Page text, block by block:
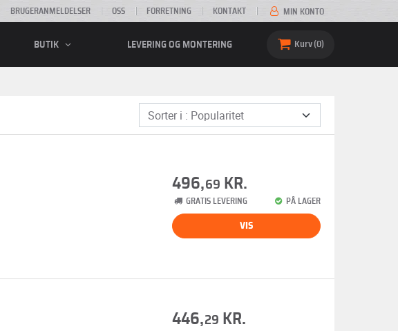
BRUGERANMELDELSER OSS FORRETNING KONTAKT MIN KONTO
BUTIK LEVERING OG MONTERING Kurv 0
496,69 KR.
GRATIS LEVERING PÅ LAGER
VIS
446,29 KR.